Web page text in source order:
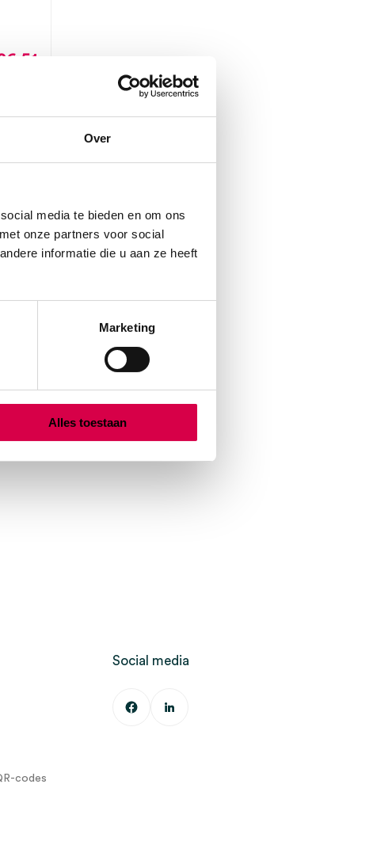
Over
media te bieden en om ons
onze partners voor social
informatie die u aan ze heeft
Marketing
Alles toestaan
codes
Social media